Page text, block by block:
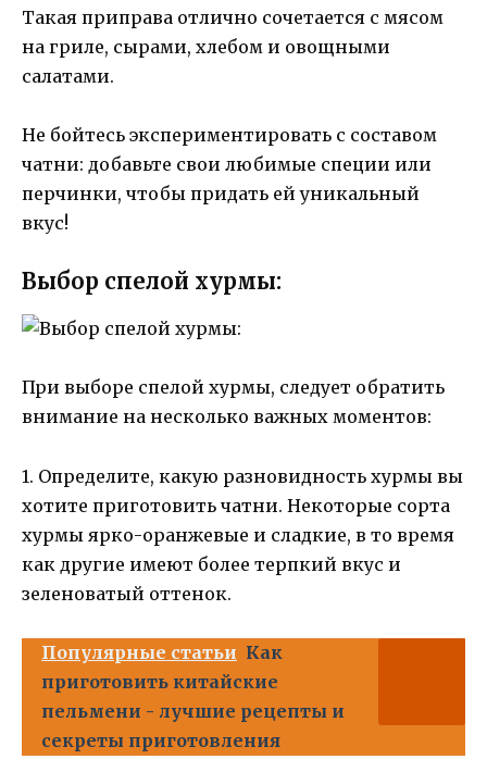
Такая приправа отлично сочетается с мясом
на гриле, сырами, хлебом и овощными
салатами.
Не бойтесь экспериментировать с составом
чатни: добавьте свои любимые специи или
перчинки, чтобы придать ей уникальный
вкус!
Выбор спелой хурмы:
При выборе спелой хурмы, следует обратить
внимание на несколько важных моментов:
1. Определите, какую разновидность хурмы вы
хотите приготовить чатни. Некоторые сорта
хурмы ярко-оранжевые и сладкие, в то время
как другие имеют более терпкий вкус и
зеленоватый оттенок.
Популярные статьи Как
приготовить китайские
пельмени - лучшие рецепты и
секреты приготовления